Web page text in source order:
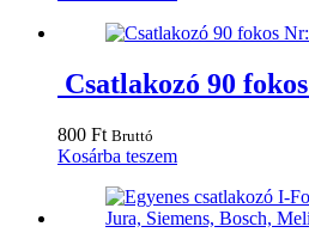
Csatlakozó 90 fokos
800 Ft Bruttó
Kosárba teszem